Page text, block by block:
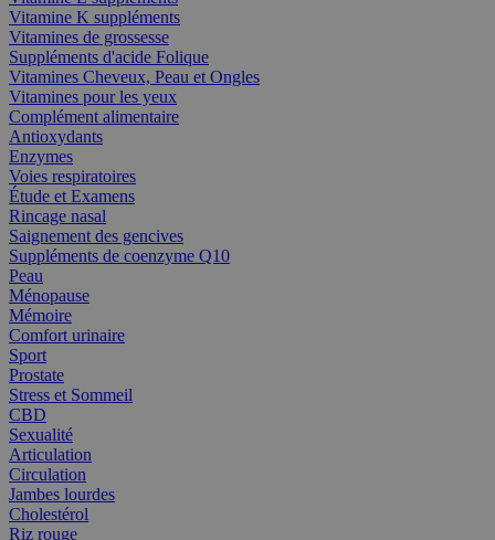
Vitamine K suppléments
Vitamines de grossesse
Suppléments d'acide Folique
Vitamines Cheveux, Peau et Ongles
Vitamines pour les yeux
Complément alimentaire
Antioxydants
Enzymes
Voies respiratoires
Étude et Examens
Rincage nasal
Saignement des gencives
Suppléments de coenzyme Q10
Peau
Ménopause
Mémoire
Comfort urinaire
Sport
Prostate
Stress et Sommeil
CBD
Sexualité
Articulation
Circulation
Jambes lourdes
Cholestérol
Riz rouge